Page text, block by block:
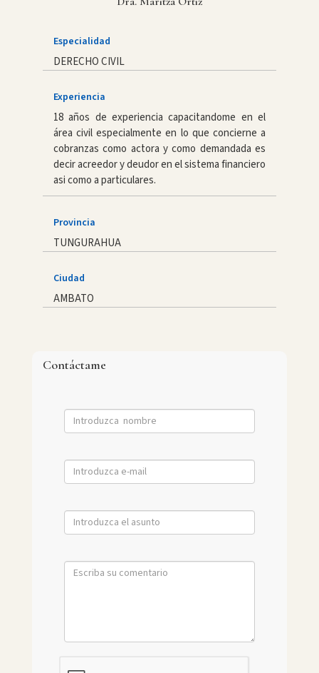
Especialidad
DERECHO CIVIL
Experiencia
18 años de experiencia capacitandome en el
área civil especialmente en lo que concierne a
cobranzas como actora y como demandada es
decir acreedor y deudor en el sistema financiero
asi como a particulares.
Provincia
TUNGURAHUA
Ciudad
AMBATO
Contáctame